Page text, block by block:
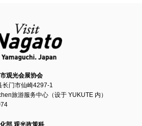
观光会展协会
长门市仙崎4297-1
旅游服务中心（设于 YUKUTE 内）